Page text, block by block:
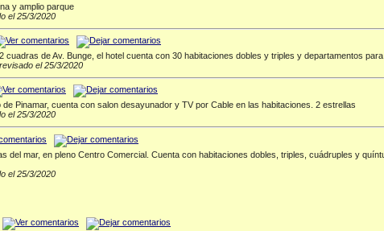
y amplio parque
el 25/3/2020
cuadras de Av. Bunge, el hotel cuenta con 30 habitaciones dobles y triples y departamentos para
el 25/3/2020
Pinamar, cuenta con salon desayunador y TV por Cable en las habitaciones. 2 estrellas
el 25/3/2020
del mar, en pleno Centro Comercial. Cuenta con habitaciones dobles, triples, cuádruples y
el 25/3/2020